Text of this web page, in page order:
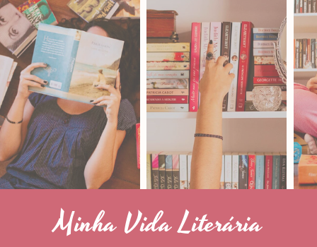
Minha Vida Literária